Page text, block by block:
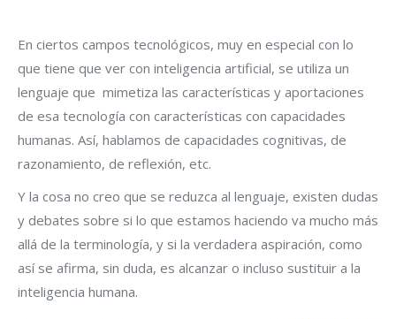
En ciertos campos tecnológicos, muy en especial con lo
que tiene que ver con inteligencia artificial, se utiliza un
lenguaje que mimetiza las características y aportaciones
de esa tecnología con características con capacidades
humanas. Así, hablamos de capacidades cognitivas, de
razonamiento, de reflexión, etc.
Y la cosa no creo que se reduzca al lenguaje, existen dudas
y debates sobre si lo que estamos haciendo va mucho más
allá de la terminología, y si la verdadera aspiración, como
así se afirma, sin duda, es alcanzar o incluso sustituir a la
inteligencia humana.